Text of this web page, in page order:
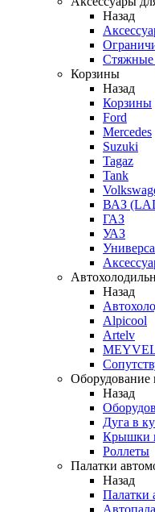
Назад
Стяжные
Корзины
Назад
Корзины
Ford
Mercedes
Suzuki
Tagaz
Tank
ВАЗ
ГАЗ
УАЗ
Назад
Alpicool
Artelv
Оборудование
Назад
Дуга в
Крышки
Роллеты
Палатки
Назад
Палатки